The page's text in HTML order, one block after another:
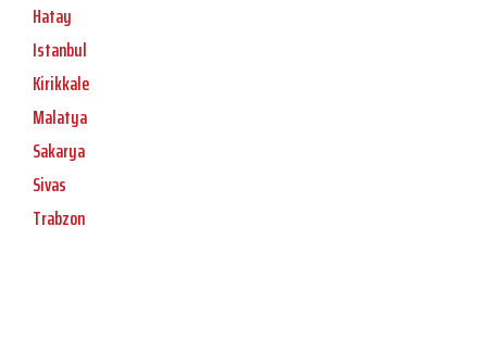
Hatay
Istanbul
Kirikkale
Malatya
Sakarya
Sivas
Trabzon